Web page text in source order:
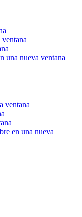
ventana
una nueva ventana
ventana
en una nueva